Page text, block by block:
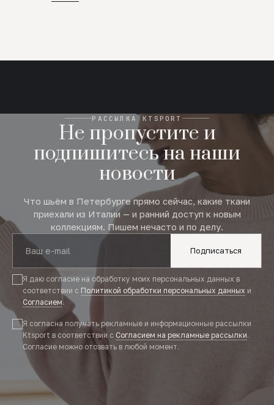
РАССЫЛКА KTSPORT
Не пропустите и
подпишитесь на наши
новости
Что шьём в Петербурге прямо сейчас, какие ткани
приехали из Италии — и ранний доступ к новым
коллекциям. Пишем нечасто и по делу.
Подписаться
Я даю согласие на обработку моих персональных данных в
соответствии с Политикой обработки персональных данных и
Согласием.
Я согласна получать рекламные и информационные рассылки
Ktsport в соответствии с Согласием на рекламные рассылки.
Согласие можно отозвать в любой момент.